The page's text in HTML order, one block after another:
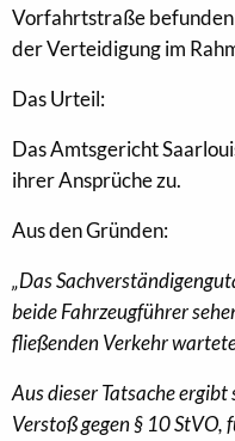
Vorfahrtstraße
der Verteidigung im
Das Urteil:
Das Amtsgericht
ihrer Ansprüche zu.
Aus den Gründen:
„Das
beide Fahrzeugführer
fließenden Verkehr
Aus dieser Tatsache
Verstoß gegen § 10 StVO,